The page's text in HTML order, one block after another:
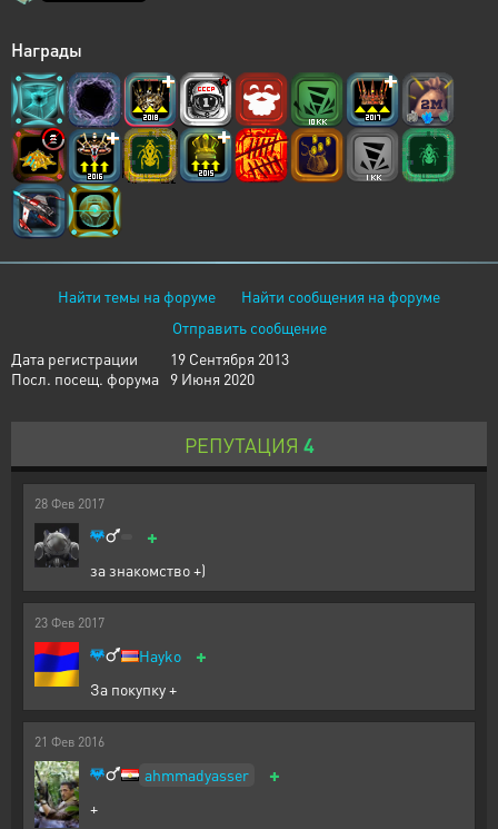
Награды
Найти темы на форуме
Найти сообщения на форуме
Отправить сообщение
Дата регистрации
19 Сентября 2013
Посл. посещ. форума
9 Июня 2020
РЕПУТАЦИЯ 4
28 Фев 2017
+
за знакомство +)
23 Фев 2017
Hayko +
За покупку +
21 Фев 2016
ahmmadyasser +
+